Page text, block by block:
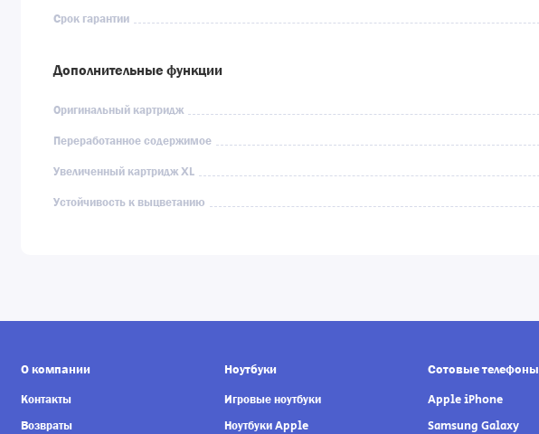
Срок гарантии
Дополнительные функции
Оригинальный картридж
Переработанное содержимое
Увеличенный картридж XL
Устойчивость к выцветанию
О компании
Контакты
Возвраты
Ноутбуки
Игровые ноутбуки
Ноутбуки Apple
Сотовые телефоны
Apple iPhone
Samsung Galaxy